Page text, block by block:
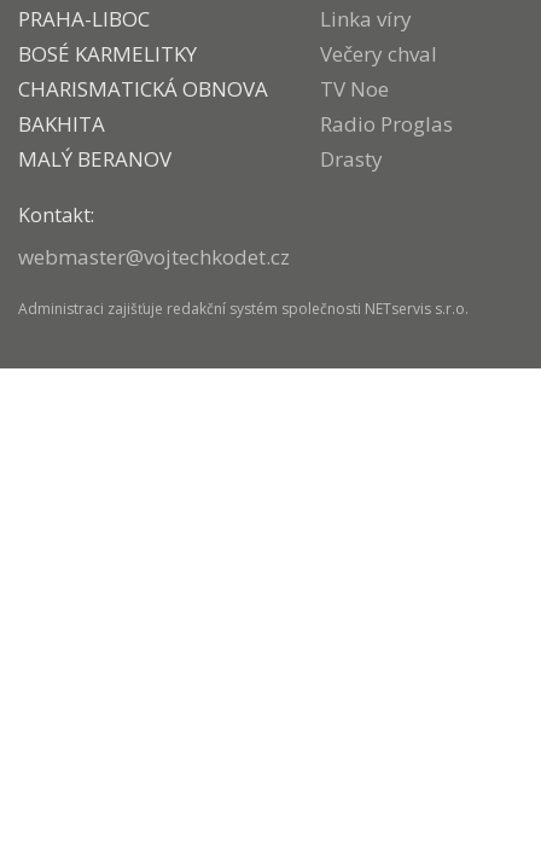
PRAHA-LIBOC
BOSÉ KARMELITKY
CHARISMATICKÁ OBNOVA
BAKHITA
MALÝ BERANOV
Linka víry
Večery chval
TV Noe
Radio Proglas
Drasty
Kontakt:
webmaster@vojtechkodet.cz
Administraci zajišťuje redakční systém společnosti NETservis s.r.o.